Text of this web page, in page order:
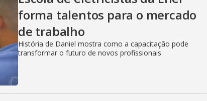
forma talentos para o mercado
de trabalho
História de Daniel mostra como a capacitação pode
transformar o futuro de novos profissionais